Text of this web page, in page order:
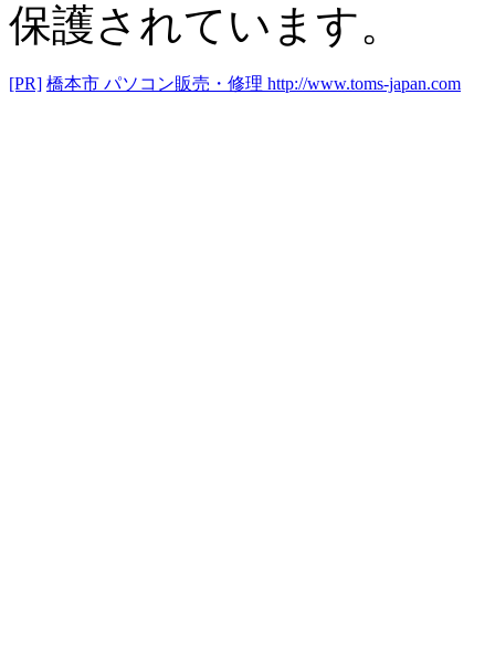
保護されています。
[PR] 橋本市 パソコン販売・修理 http://www.toms-japan.com